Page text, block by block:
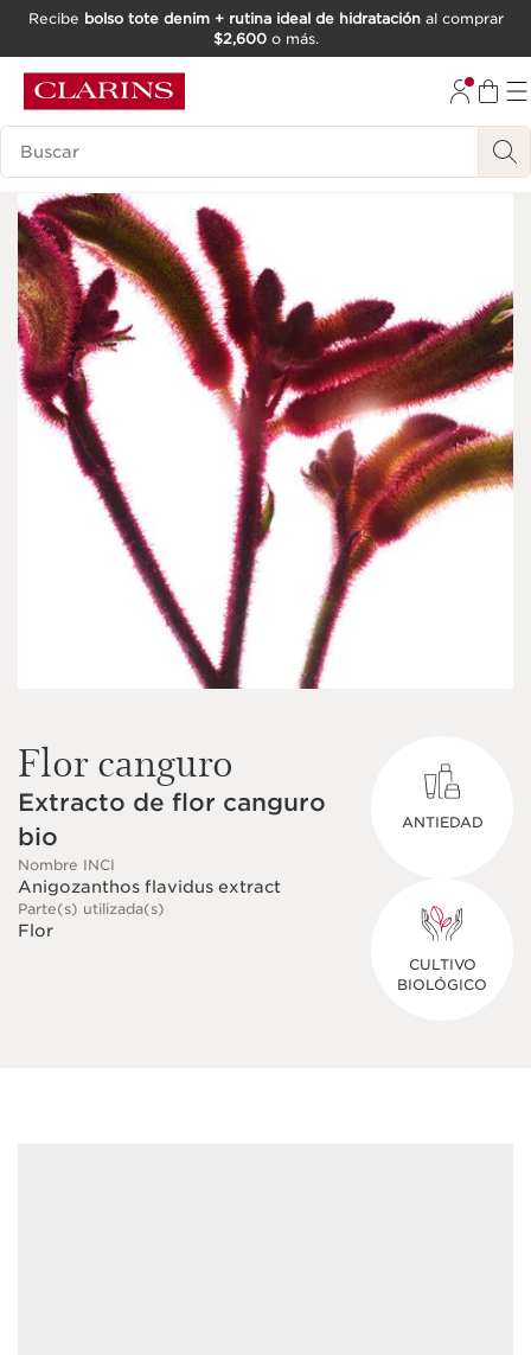
IR AL PIE DE PÁGINA
Recibe bolso tote denim + rutina ideal de hidrataciónal comprar
$2,600o más.
Buscar
Flor canguro
Extracto de flor canguro
bio
Nombre INCI
Anigozanthos flavidus extract
Parte(s) utilizada(s)
Flor
ANTIEDAD
CULTIVO
BIOLÓGICO